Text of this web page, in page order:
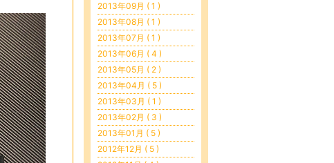
2013年09月 ( 1 )
2013年08月 ( 1 )
2013年07月 ( 1 )
2013年06月 ( 4 )
2013年05月 ( 2 )
2013年04月 ( 5 )
2013年03月 ( 1 )
2013年02月 ( 3 )
2013年01月 ( 5 )
2012年12月 ( 5 )